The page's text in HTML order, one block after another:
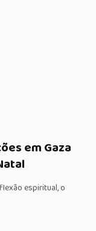
em Gaza
espiritual, o